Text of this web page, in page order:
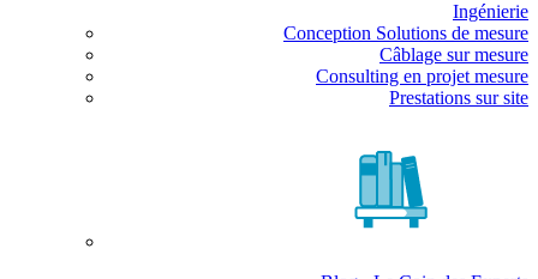
Ingénierie
Conception Solutions de mesure
Câblage sur mesure
Consulting en projet mesure
Prestations sur site